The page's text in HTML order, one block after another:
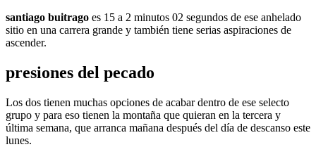
santiago buitrago es 15 a 2 minutos 02 segundos de ese anhelado
sitio en una carrera grande y también tiene serias aspiraciones de
ascender.
presiones del pecado
Los dos tienen muchas opciones de acabar dentro de ese selecto
grupo y para eso tienen la montaña que quieran en la tercera y
última semana, que arranca mañana después del día de descanso este
lunes.